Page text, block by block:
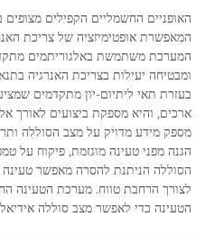
האופניים החשמליים הקפילים מצופים
המאפשרת אופטימיזציה של צריכת
המערכת משתמשת באלגוריתמים
ומבטיחה יעילות בצריכת האנרגיה
בעזרת תאי ליתיום-יון מתקדמים
ארכים, והיא מספקת ביצועים לאורך
מספק מידע מדויק על מצב הסוללה
הגנה מפני טעינה מוגזמת, פיקוח על
הסוללה הניתנת להסרה מאפשר
לצורך הרחבת טווח. מערכת הטעינה
הטעינה כדי לאפשר מצב סוללה